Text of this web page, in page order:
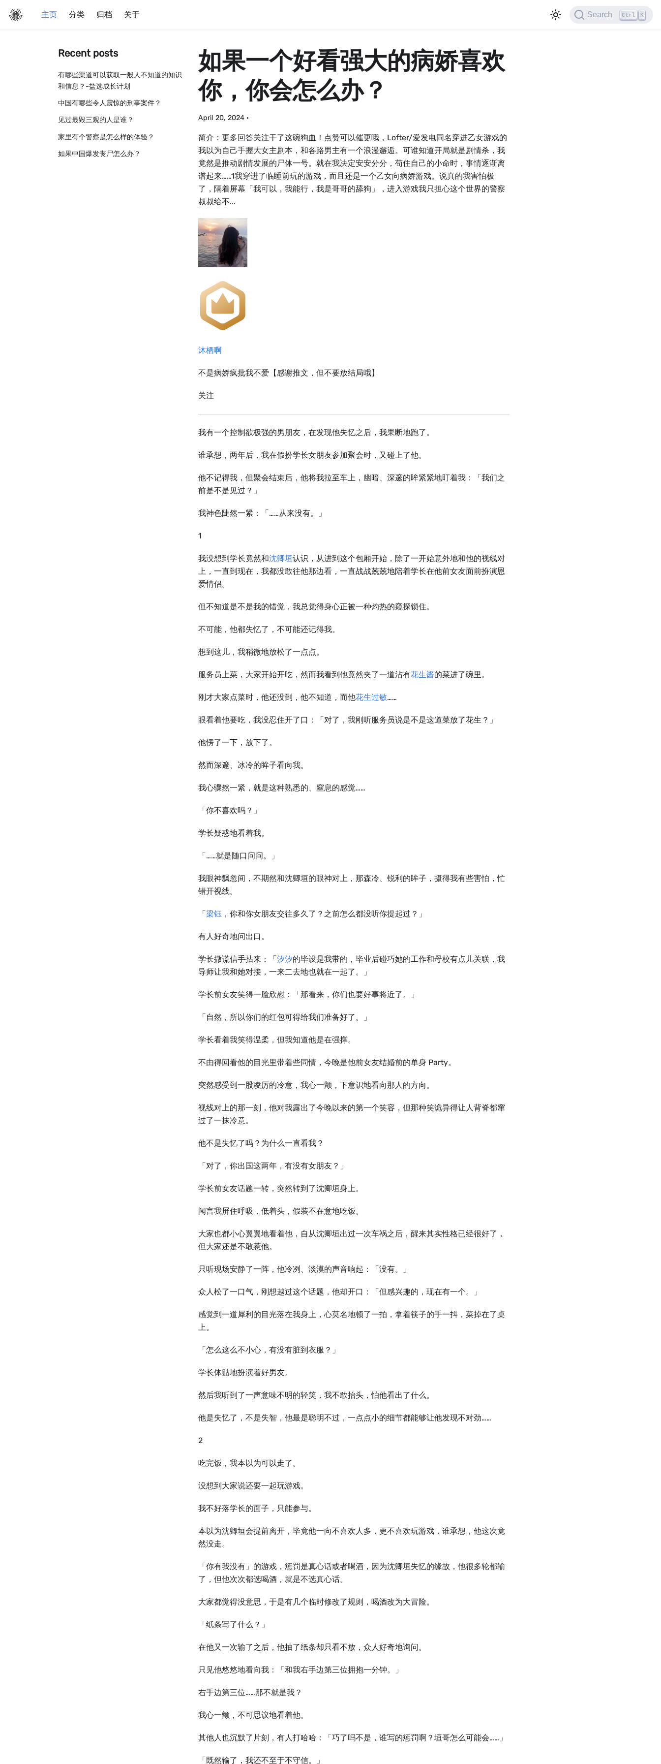
主页 分类 归档 关于 Search Ctrl K
Recent posts
有哪些渠道可以获取一般人不知道的知识
和信息？-盐选成长计划
中国有哪些令人震惊的刑事案件？
见过最毁三观的人是谁？
家里有个警察是怎么样的体验？
如果中国爆发丧尸怎么办？
如果一个好看强大的病娇喜欢
你，你会怎么办？
April 20, 2024 ·
简介：更多回答关注干了这碗狗血！点赞可以催更哦，Lofter/爱发电同名穿进乙女游戏的
我以为自己手握大女主剧本，和各路男主有一个浪漫邂逅。可谁知道开局就是剧情杀，我
竟然是推动剧情发展的尸体一号。就在我决定安安分分，苟住自己的小命时，事情逐渐离
谱起来……1我穿进了临睡前玩的游戏，而且还是一个乙女向病娇游戏。说真的我害怕极
了，隔着屏幕「我可以，我能行，我是哥哥的舔狗」，进入游戏我只担心这个世界的警察
叔叔给不...
沐栖啊
不是病娇疯批我不爱【感谢推文，但不要放结局哦】
关注
我有一个控制欲极强的男朋友，在发现他失忆之后，我果断地跑了。
谁承想，两年后，我在假扮学长女朋友参加聚会时，又碰上了他。
他不记得我，但聚会结束后，他将我拉至车上，幽暗、深邃的眸紧紧地盯着我：「我们之
前是不是见过？」
我神色陡然一紧：「……从来没有。」
1
我没想到学长竟然和沈卿垣认识，从进到这个包厢开始，除了一开始意外地和他的视线对
上，一直到现在，我都没敢往他那边看，一直战战兢兢地陪着学长在他前女友面前扮演恩
爱情侣。
但不知道是不是我的错觉，我总觉得身心正被一种灼热的窥探锁住。
不可能，他都失忆了，不可能还记得我。
想到这儿，我稍微地放松了一点点。
服务员上菜，大家开始开吃，然而我看到他竟然夹了一道沾有花生酱的菜进了碗里。
刚才大家点菜时，他还没到，他不知道，而他花生过敏……
眼看着他要吃，我没忍住开了口：「对了，我刚听服务员说是不是这道菜放了花生？」
他愣了一下，放下了。
然而深邃、冰冷的眸子看向我。
我心骤然一紧，就是这种熟悉的、窒息的感觉……
「你不喜欢吗？」
学长疑惑地看着我。
「……就是随口问问。」
我眼神飘忽间，不期然和沈卿垣的眼神对上，那森冷、锐利的眸子，摄得我有些害怕，忙
错开视线。
「梁钰 ，你和你女朋友交往多久了？之前怎么都没听你提起过？」
有人好奇地问出口。
学长撒谎信手拈来：「汐汐的毕设是我带的，毕业后碰巧她的工作和母校有点儿关联，我
导师让我和她对接，一来二去地也就在一起了。」
学长前女友笑得一脸欣慰：「那看来，你们也要好事将近了。」
「自然，所以你们的红包可得给我们准备好了。」
学长看着我笑得温柔，但我知道他是在强撑。
不由得回看他的目光里带着些同情，今晚是他前女友结婚前的单身 Party。
突然感受到一股凌厉的冷意，我心一颤，下意识地看向那人的方向。
视线对上的那一刻，他对我露出了今晚以来的第一个笑容，但那种笑诡异得让人背脊都窜
过了一抹冷意。
他不是失忆了吗？为什么一直看我？
「对了，你出国这两年，有没有女朋友？」
学长前女友话题一转，突然转到了沈卿垣身上。
闻言我屏住呼吸，低着头，假装不在意地吃饭。
大家也都小心翼翼地看着他，自从沈卿垣出过一次车祸之后，醒来其实性格已经很好了，
但大家还是不敢惹他。
只听现场安静了一阵，他冷冽、淡漠的声音响起：「没有。」
众人松了一口气，刚想越过这个话题，他却开口：「但感兴趣的，现在有一个。」
感觉到一道犀利的目光落在我身上，心莫名地顿了一拍，拿着筷子的手一抖，菜掉在了桌
上。
「怎么这么不小心，有没有脏到衣服？」
学长体贴地扮演着好男友。
然后我听到了一声意味不明的轻笑，我不敢抬头，怕他看出了什么。
他是失忆了，不是失智，他最是聪明不过，一点点小的细节都能够让他发现不对劲……
2
吃完饭，我本以为可以走了。
没想到大家说还要一起玩游戏。
我不好落学长的面子，只能参与。
本以为沈卿垣会提前离开，毕竟他一向不喜欢人多，更不喜欢玩游戏，谁承想，他这次竟
然没走。
「你有我没有」的游戏，惩罚是真心话或者喝酒，因为沈卿垣失忆的缘故，他很多轮都输
了，但他次次都选喝酒，就是不选真心话。
大家都觉得没意思，于是有几个临时修改了规则，喝酒改为大冒险。
「纸条写了什么？」
在他又一次输了之后，他抽了纸条却只看不放，众人好奇地询问。
只见他悠悠地看向我：「和我右手边第三位拥抱一分钟。」
右手边第三位……那不就是我？
我心一颤，不可思议地看着他。
其他人也沉默了片刻，有人打哈哈：「巧了吗不是，谁写的惩罚啊？垣哥怎么可能会……」
「既然输了，我还不至于不守信。」